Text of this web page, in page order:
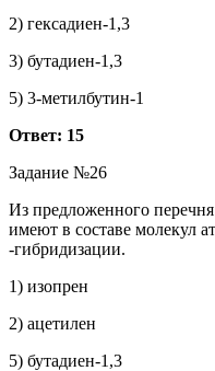
2) гексадиен-1,3
3) бутадиен-1,3
5) 3-метилбутин-1
Ответ: 15
Задание №26
Из предложенного
имеют в составе молекул
-гибридизации.
1) изопрен
2) ацетилен
5) бутадиен-1,3